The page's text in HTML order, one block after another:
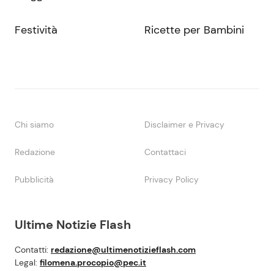
Ultime Notizie Flash
Contatti: redazione@ultimenotizieflash.com
Legal: filomena.procopio@pec.it
Festività Ricette per Bambini
Chi siamo Disclaimer e Privacy
Redazione Contattaci
Pubblicità Privacy Policy